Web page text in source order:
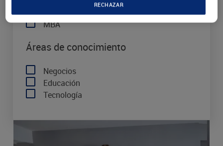
Maestría
MBA
Áreas de conocimiento
Negocios
Educación
Tecnología
RECHAZAR